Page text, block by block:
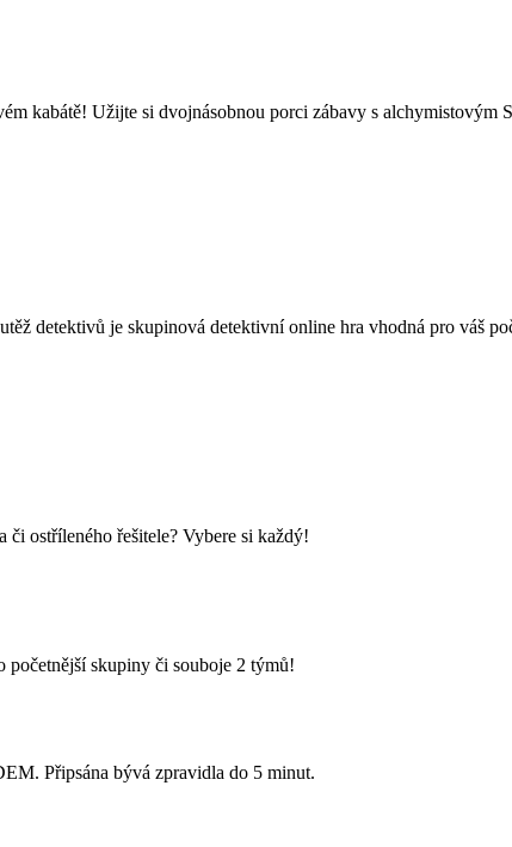
kabátě! Užijte si dvojnásobnou porci zábavy s alchymistovým
je skupinová detektivní online hra vhodná pro váš
či ostříleného řešitele? Vybere si každý!
početnější skupiny či souboje 2 týmů!
Připsána bývá zpravidla do 5 minut.